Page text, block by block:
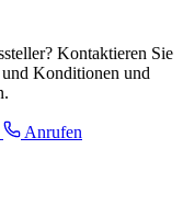
Kontaktieren Sie
Konditionen und
Anrufen